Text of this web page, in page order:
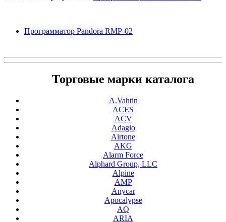
Программатор Pandora RMP-02
Торговые марки каталога
A.Vahtin
ACES
ACV
Adagio
Airtone
AKG
Alarm Force
Alphard Group, LLC
Alpine
AMP
Anycar
Apocalypse
AQ
ARIA